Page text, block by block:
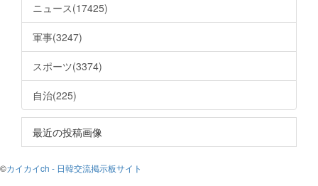
ニュース(17425)
軍事(3247)
スポーツ(3374)
自治(225)
最近の投稿画像
©カイカイch - 日韓交流掲示板サイト